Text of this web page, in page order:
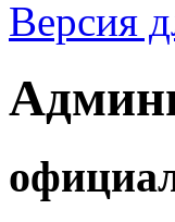
Версия